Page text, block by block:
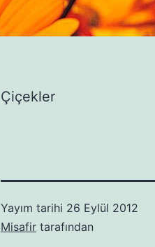
Çiçekler
Yayım tarihi 26 Eylül 2012
Misafir tarafından